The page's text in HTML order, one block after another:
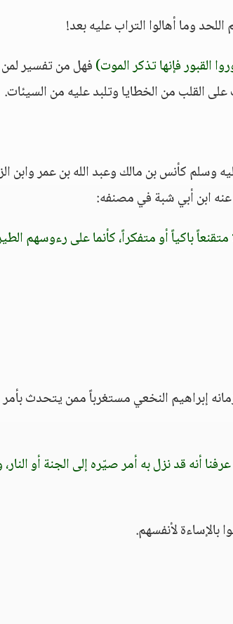
وما أهالوا التراب عليه بعد!
القبور فإنها تذكر الموت)فهل من تفسير لمن
القلب من الخطايا وتلبد عليه من السيئات.
وسلم كأنس بن مالك وعبد الله بن عمر وابن
ابن أبي شبة في مصنفه:
باكياً أو متفكراً، كأنما على رءوسهم
إبراهيم النخعي مستغرباً ممن يتحدث بأمر
أنه قد نزل به أمر صيّره إلى الجنة أو
بالإساءة لأنفسهم.